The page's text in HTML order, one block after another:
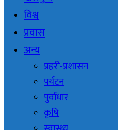
विश्व
प्रवास
अन्य
प्रहरी-प्रशासन
पर्यटन
पुर्वाधार
कृषि